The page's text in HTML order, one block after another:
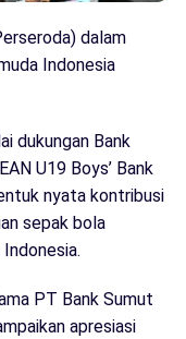
dalam
Indonesia
dukungan Bank
U19 Boys’ Bank
nyata kontribusi
sepak bola
PT Bank Sumut
apresiasi